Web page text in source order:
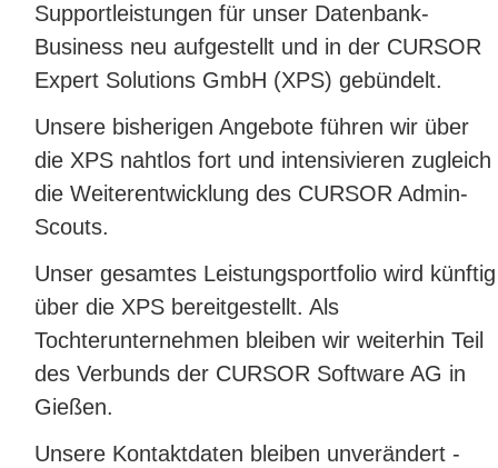
Supportleistungen für unser Datenbank-
Business neu aufgestellt und in der CURSOR
Expert Solutions GmbH (XPS) gebündelt.
Unsere bisherigen Angebote führen wir über
die XPS nahtlos fort und intensivieren zugleich
die Weiterentwicklung des CURSOR Admin-
Scouts.
Unser gesamtes Leistungsportfolio wird künftig
über die XPS bereitgestellt. Als
Tochterunternehmen bleiben wir weiterhin Teil
des Verbunds der CURSOR Software AG in
Gießen.
Unsere Kontaktdaten bleiben unverändert -